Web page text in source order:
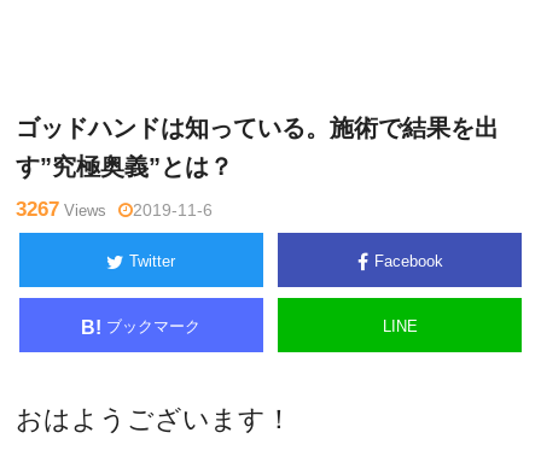
ゴッドハンドは知っている。施術で結果を出
す”究極奥義”とは？
3267 Views 2019-11-6
Twitter Facebook
B! ブックマーク LINE
おはようございます！